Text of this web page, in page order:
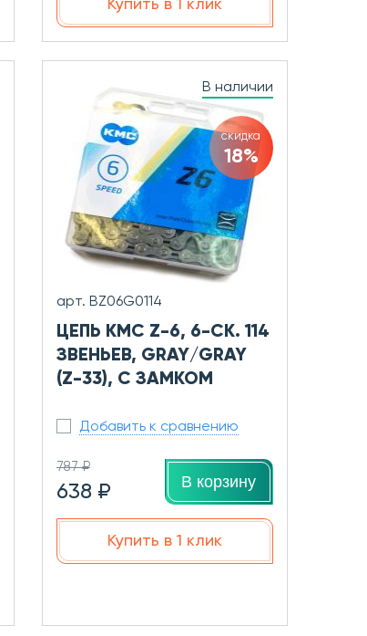
Купить в 1 клик
В наличии
скидка
18%
арт. BZ06G0114
ЦЕПЬ KMC Z-6, 6-СК. 114
ЗВЕНЬЕВ, GRAY/GRAY
(Z-33), С ЗАМКОМ
Добавить к сравнению
787 ₽
638 ₽ В корзину
Купить в 1 клик